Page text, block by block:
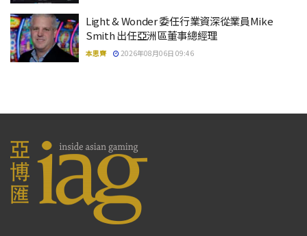
Light & Wonder 委任行業資深從業員Mike
Smith 出任亞洲區董事總經理
本思齊 2026年08月06日 09:46